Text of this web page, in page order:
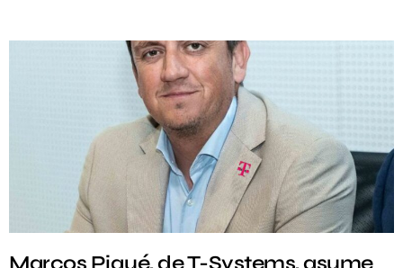
Marcos Piqué, de T-Systems, asume